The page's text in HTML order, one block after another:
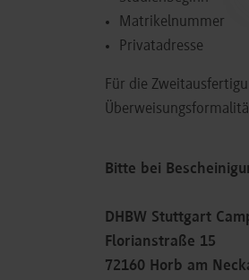
Matrikelnummer
Privatadresse
Für die
Bitte bei
DHBW Stuttgart
Florianstraße 15
72160 Horb am